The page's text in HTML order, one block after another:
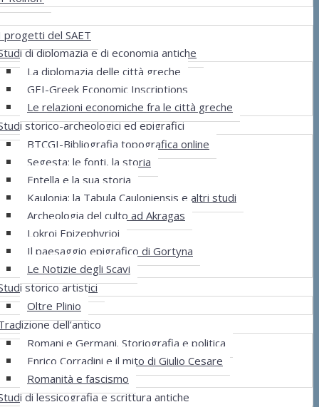
progetti del SAET
di diplomazia e di economia antiche
La diplomazia delle città greche
GEI-Greek Economic Inscriptions
Le relazioni economiche fra le città greche
storico-archeologici ed epigrafici
BTCGI-Bibliografia topografica online
Segesta: le fonti, la storia
Entella e la sua storia
Kaulonia: la Tabula Cauloniensis e altri studi
Archeologia del culto ad Akragas
Lokroi Epizephyrioi
Il paesaggio epigrafico di Gortyna
Le Notizie degli Scavi
storico artistici
Oltre Plinio
dell’antico
Romani e Germani. Storiografia e politica
Enrico Corradini e il mito di Giulio Cesare
Romanità e fascismo
di lessicografia e scrittura antiche